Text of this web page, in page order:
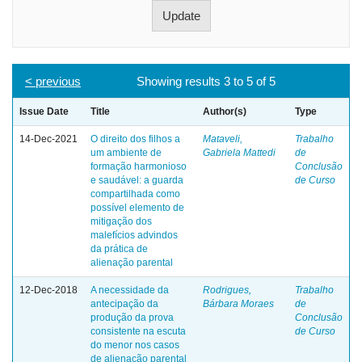
Showing results 3 to 5 of 5
< previous
Issue Date Title Author(s) Type
14-Dec-2021
O direito dos filhos a
um ambiente de
formação harmonioso
e saudável: a guarda
compartilhada como
possível elemento de
mitigação dos
malefícios advindos
da prática de
alienação parental
Mataveli,
Gabriela Mattedi
Trabalho
de
Conclusão
de Curso
12-Dec-2018
A necessidade da
antecipação da
produção da prova
consistente na escuta
do menor nos casos
de alienação parental
Rodrigues,
Bárbara Moraes
Trabalho
de
Conclusão
de Curso